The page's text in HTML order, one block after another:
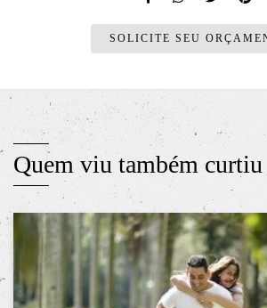
SOLICITE SEU
Quem viu também curtiu